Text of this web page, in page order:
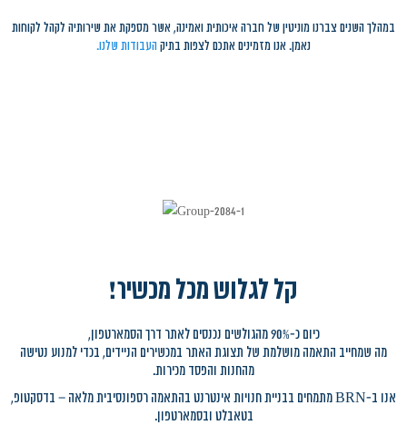
במהלך השנים צברנו מוניטין של חברה איכותית ואמינה, אשר מספקת את שירותיה לקהל לקוחות
נאמן. אנו מזמינים אתכם לצפות בתיקהעבודות שלנו.
קל לגלוש מכל מכשיר!
כיום כ-90% מהגולשים נכנסים לאתר דרך הסמארטפון,
מה שמחייב התאמה מושלמת של תצוגת האתר במכשירים הניידים, בכדי למנוע נטישה
מהחנות והפסד מכירות.
אנו ב-BRN מתמחים בבניית חנויות אינטרנט בהתאמה רספונסיבית מלאה – בדסקטופ,
בטאבלט ובסמארטפון.